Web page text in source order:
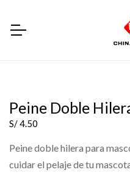
Peine Doble
S/4.50
Peine doble hilera para
cuidar el pelaje de tu